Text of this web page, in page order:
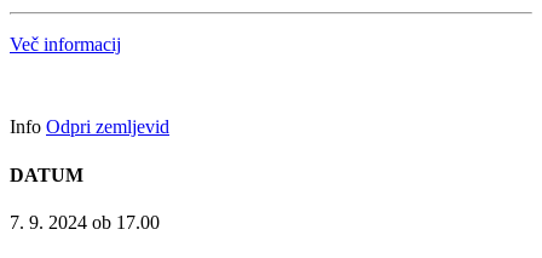
Več informacij
Info Odpri zemljevid
DATUM
7. 9. 2024 ob 17.00